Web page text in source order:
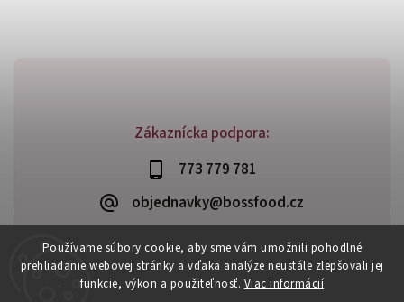
Používame súbory cookie, aby sme vám umožnili pohodlné
prehliadanie webovej stránky a vďaka analýze neustále zlepšovali jej
funkcie, výkon a použiteľnosť. Viac informácií
Zákaznícka podpora:
773 779 781
objednavky@bossfood.cz
Copyright 2026BossFood.sk. Všetky práva vyhradené.